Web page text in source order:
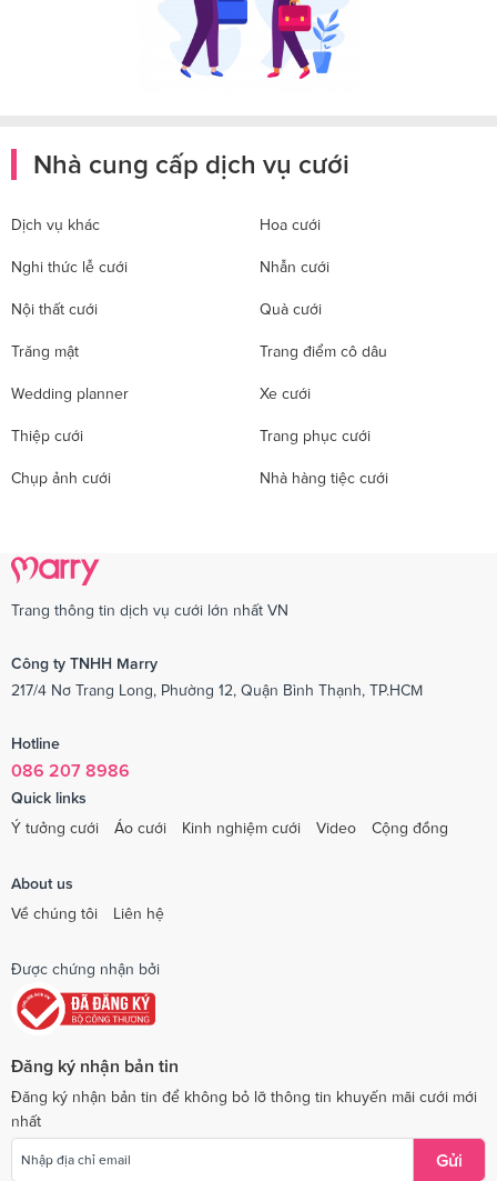
Nhà cung cấp dịch vụ cưới
Dịch vụ khác Hoa cưới
Nghi thức lễ cưới Nhẫn cưới
Nội thất cưới Quà cưới
Trăng mật Trang điểm cô dâu
Wedding planner Xe cưới
Thiệp cưới Trang phục cưới
Chụp ảnh cưới Nhà hàng tiệc cưới
Trang thông tin dịch vụ cưới lớn nhất VN
Công ty TNHH Marry
217/4 Nơ Trang Long, Phường 12, Quận Bình Thạnh, TP.HCM
Hotline
086 207 8986
Quick links
Ý tưởng cưới
Áo cưới Kinh nghiệm cưới Video Cộng đồng
About us
Về chúng tôi
Liên hệ
Được chứng nhận bởi
Đăng ký nhận bản tin
Đăng ký nhận bản tin để không bỏ lỡ thông tin khuyến mãi cưới mới
nhất
Gửi